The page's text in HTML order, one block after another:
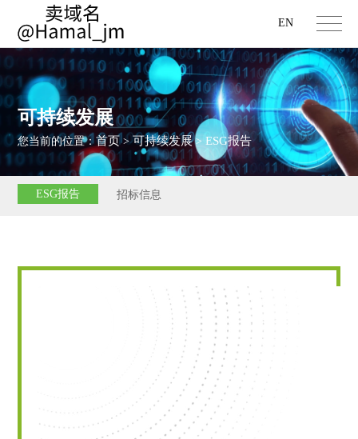
EN
可持续发展
您当前的位置：首页>可持续发展>ESG报告
ESG报告 招标信息